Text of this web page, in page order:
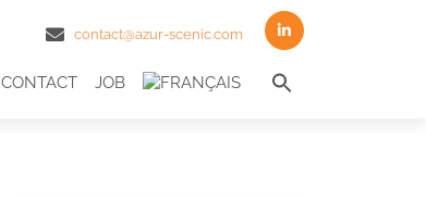
contact@azur-scenic.com
CONTACT JOB